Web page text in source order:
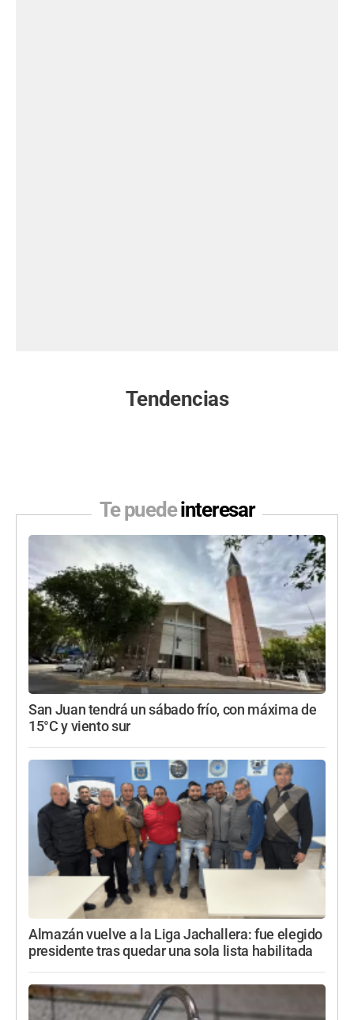
Tendencias
Te puedeinteresar
San Juan tendrá un sábado frío, con máxima de
15°C y viento sur
Almazán vuelve a la Liga Jachallera: fue elegido
presidente tras quedar una sola lista habilitada